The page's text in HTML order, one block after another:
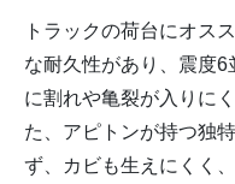
トラックの荷台にオス
な耐久性があり、震度
に割れや亀裂が入りに
た、アピトンが持つ独
ず、カビも生えにくく